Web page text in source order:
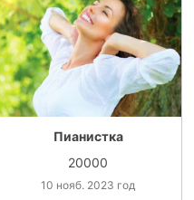
Пианистка
20000
10 нояб. 2023 год